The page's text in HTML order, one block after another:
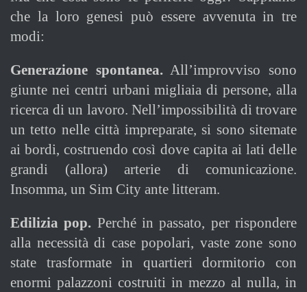
che la loro genesi può essere avvenuta in tre
modi:
Generazione spontanea.All’improvviso sono
giunte nei centri urbani migliaia di persone, alla
ricerca di un lavoro. Nell’impossibilità di trovare
un tetto nelle città impreparate, si sono sitemate
ai bordi, costruendo così dove capita ai lati delle
grandi (allora) arterie di comunicazione.
Insomma, un Sim City ante litteram.
Edilizia pop. Perché in passato, per rispondere
alla necessità di case popolari, vaste zone sono
state trasformate in quartieri dormitorio con
enormi palazzoni costruiti in mezzo al nulla, in